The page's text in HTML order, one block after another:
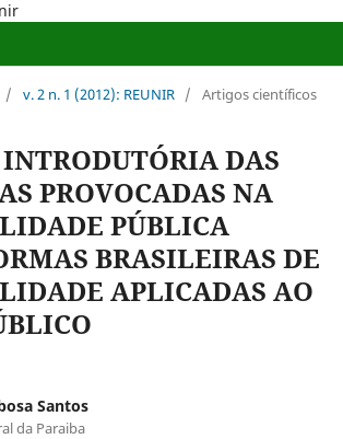
/ v. 2 n. 1 (2012): REUNIR / Artigos científicos
DAS
PROVOCADAS NA
PÚBLICA
BRASILEIRAS DE
APLICADAS AO
Santos
da Paraiba